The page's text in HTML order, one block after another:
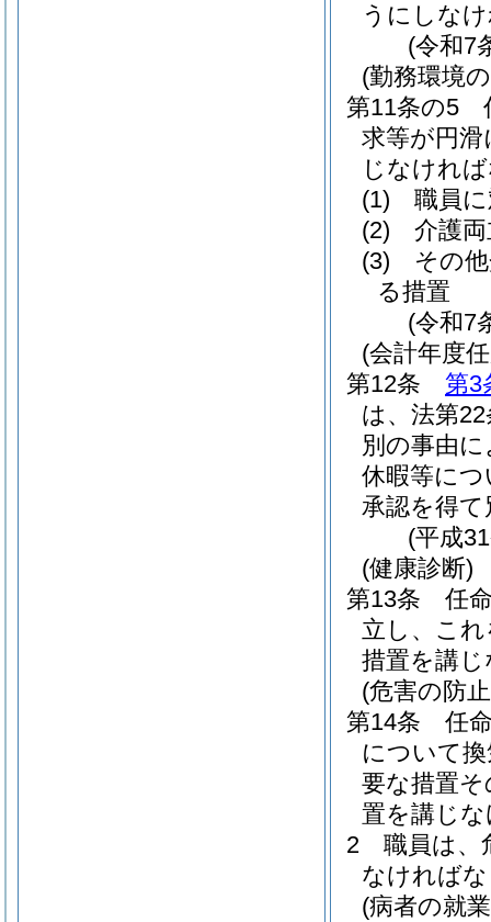
うにしな
(令和7
(勤務環境
第11条の5
求等が円
じなけれ
(1)
職員
(2)
介護
(3)
その
る措置
(令和7
(会計年度
第12条
第3
は、法第
別の事由
休暇等に
承認を得
(平成
(健康診断)
第13条
任
立し、こ
措置を講
(危害の防
第14条
任
について
要な措置
置を講じ
2
職員は、
なければ
(病者の就